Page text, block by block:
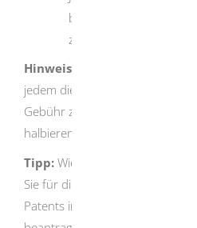
beziehungsweise gilt
zurückgenommen.
Hinweis:
jedem die Benutzung Ihrer
Gebühr zu gestatten
halbieren sich die zu
Tipp: Wie für die meisten
Sie für die Anmeldung und
Patents in begründeten Fällen